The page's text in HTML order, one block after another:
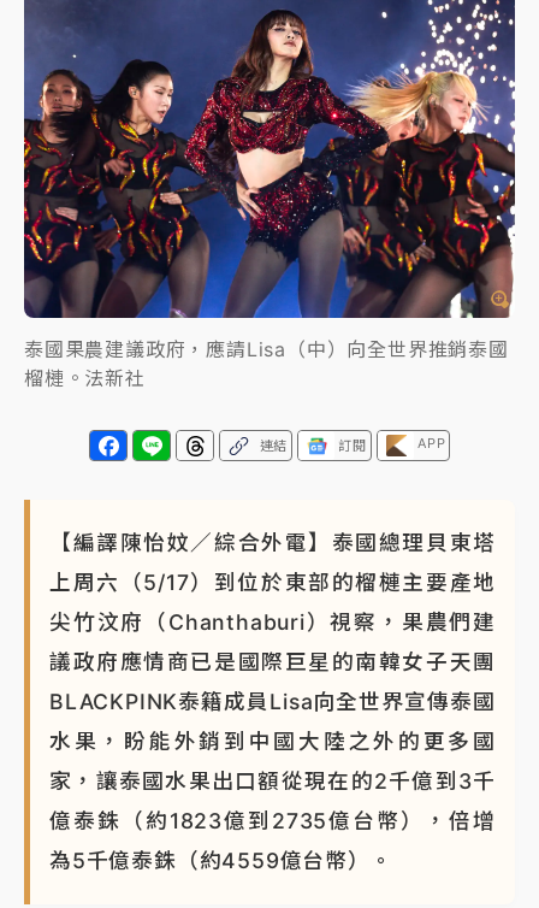
暑假過三周才推「E宿新北打卡趣」！抽獎程序複雜 觀
旅局回應了
中信慈善基金會想增加董事人數！辜仲諒向法院聲請遭
駁 理由曝光
故宮《龍藏經》特展第2檔！今線上預約開賣一度塞車
周六起展出延長至晚上7時
台東農業處長涉圖利渡假村！東檢抗告成功 今重開羈
押庭
父親節泡湯了！中颱白海豚雨彈轟3天 「紅到發紫」降
雨熱區曝
泰國果農建議政府，應請Lisa（中）向全世界推銷泰國
榴槤。法新社
連結 訂閱 APP
【編譯陳怡妏／綜合外電】泰國總理貝東塔
上周六（5/17）到位於東部的榴槤主要產地
尖竹汶府（Chanthaburi）視察，果農們建
議政府應情商已是國際巨星的南韓女子天團
BLACKPINK泰籍成員Lisa向全世界宣傳泰國
水果，盼能外銷到中國大陸之外的更多國
家，讓泰國水果出口額從現在的2千億到3千
億泰銖（約1823億到2735億台幣），倍增
為5千億泰銖（約4559億台幣）。